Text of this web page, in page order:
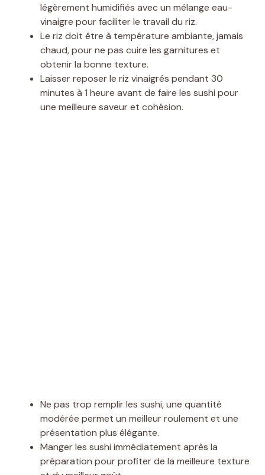
légèrement humidifiés avec un mélange eau-
vinaigre pour faciliter le travail du riz.
Le riz doit être à température ambiante, jamais
chaud, pour ne pas cuire les garnitures et
obtenir la bonne texture.
Laisser reposer le riz vinaigrés pendant 30
minutes à 1 heure avant de faire les sushi pour
une meilleure saveur et cohésion.
Ne pas trop remplir les sushi, une quantité
modérée permet un meilleur roulement et une
présentation plus élégante.
Manger les sushi immédiatement après la
préparation pour profiter de la meilleure texture